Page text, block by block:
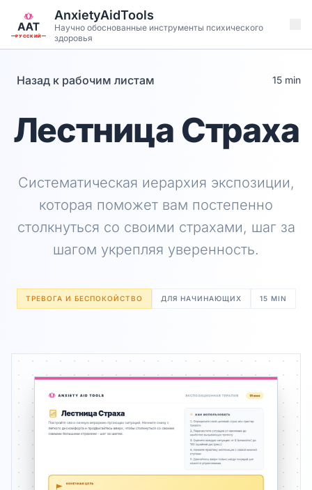
Перейти к основному содержанию
РУССКИЙ
AnxietyAidTools
Научно обоснованные инструменты психического
здоровья
Назад к рабочим листам 15 min
Лестница Страха
Систематическая иерархия экспозиции,
которая поможет вам постепенно
столкнуться со своими страхами, шаг за
шагом укрепляя уверенность.
ТРЕВОГА И БЕСПОКОЙСТВО ДЛЯ НАЧИНАЮЩИХ 15 MIN